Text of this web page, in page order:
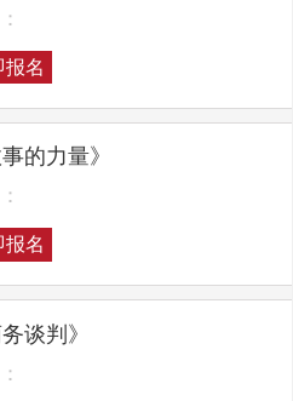
报名
事的力量》
报名
务谈判》